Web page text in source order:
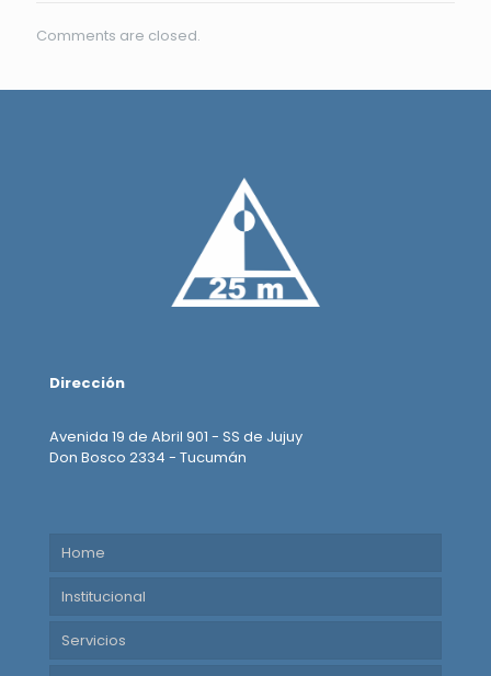
Comments are closed.
Dirección
Avenida 19 de Abril 901 - SS de Jujuy
Don Bosco 2334 - Tucumán
Home
Institucional
Servicios